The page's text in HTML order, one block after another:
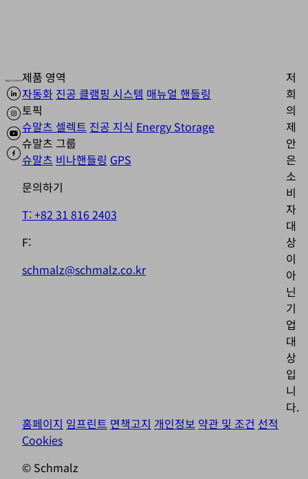
자
세
한
정
보
수
락
by
제품 영역
자동화 진공 클램핑 시스템 매뉴얼 핸들링
토픽
슈말츠 셀렉트 진공 지식 Energy Storage
슈말츠 그룹
슈말츠 비나핸들링 GPS
문의하기
T: +82 31 816 2403
F:
schmalz@schmalz.co.kr
저
희
의
제
안
은
소
비
자
대
상
이
아
닌
기
업
대
상
입
니
다.
홈페이지 임프린트 면책고지 개인정보 약관 및 조건 선적
Cookies
© Schmalz